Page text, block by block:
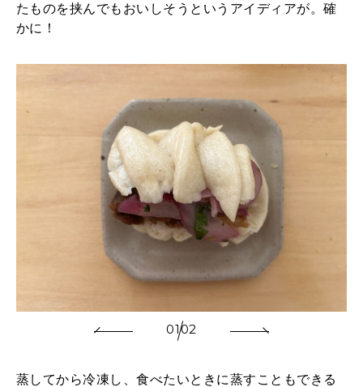
たものを挟んでもおいしそうというアイディアが。確
かに！
0102
蒸してから冷凍し、食べたいときに蒸すこともできる